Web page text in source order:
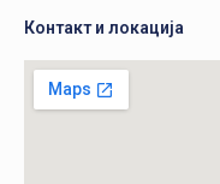
Контакт и локација